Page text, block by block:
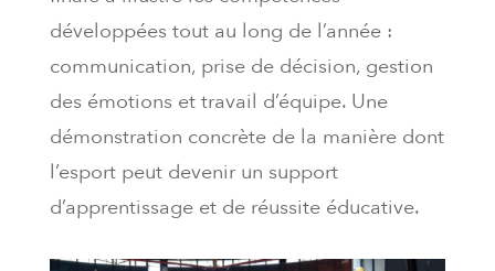
développées tout au long de l’année :
communication, prise de décision, gestion
des émotions et travail d’équipe. Une
démonstration concrète de la manière dont
l’esport peut devenir un support
d’apprentissage et de réussite éducative.